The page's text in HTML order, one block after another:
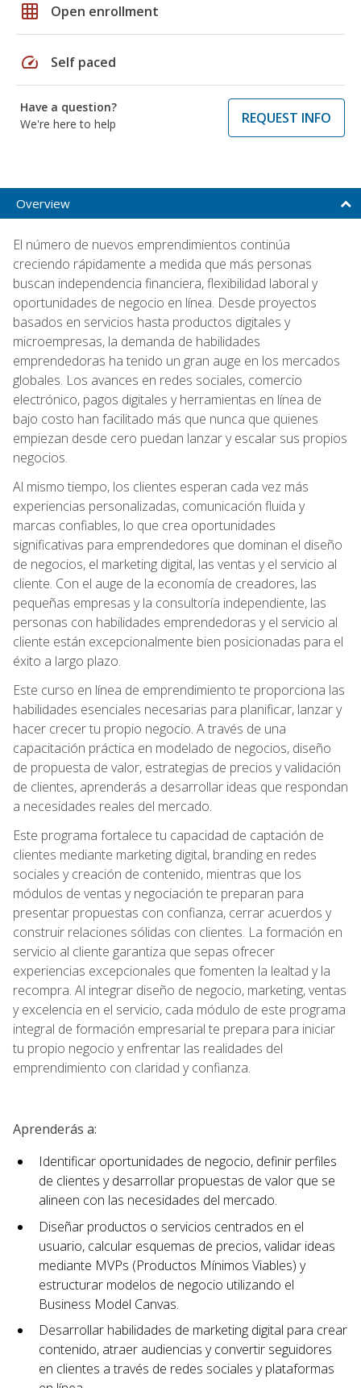
grid_on Open enrollment
speed Self paced
Have a question?
We're here to help
REQUEST INFO
Overview
El número de nuevos emprendimientos continúa
creciendo rápidamente a medida que más personas
buscan independencia financiera, flexibilidad laboral y
oportunidades de negocio en línea. Desde proyectos
basados en servicios hasta productos digitales y
microempresas, la demanda de habilidades
emprendedoras ha tenido un gran auge en los mercados
globales. Los avances en redes sociales, comercio
electrónico, pagos digitales y herramientas en línea de
bajo costo han facilitado más que nunca que quienes
empiezan desde cero puedan lanzar y escalar sus propios
negocios.
Al mismo tiempo, los clientes esperan cada vez más
experiencias personalizadas, comunicación fluida y
marcas confiables, lo que crea oportunidades
significativas para emprendedores que dominan el diseño
de negocios, el marketing digital, las ventas y el servicio al
cliente. Con el auge de la economía de creadores, las
pequeñas empresas y la consultoría independiente, las
personas con habilidades emprendedoras y el servicio al
cliente están excepcionalmente bien posicionadas para el
éxito a largo plazo.
Este curso en línea de emprendimiento te proporciona las
habilidades esenciales necesarias para planificar, lanzar y
hacer crecer tu propio negocio. A través de una
capacitación práctica en modelado de negocios, diseño
de propuesta de valor, estrategias de precios y validación
de clientes, aprenderás a desarrollar ideas que respondan
a necesidades reales del mercado.
Este programa fortalece tu capacidad de captación de
clientes mediante marketing digital, branding en redes
sociales y creación de contenido, mientras que los
módulos de ventas y negociación te preparan para
presentar propuestas con confianza, cerrar acuerdos y
construir relaciones sólidas con clientes. La formación en
servicio al cliente garantiza que sepas ofrecer
experiencias excepcionales que fomenten la lealtad y la
recompra. Al integrar diseño de negocio, marketing, ventas
y excelencia en el servicio, cada módulo de este programa
integral de formación empresarial te prepara para iniciar
tu propio negocio y enfrentar las realidades del
emprendimiento con claridad y confianza.
Aprenderás a:
Identificar oportunidades de negocio, definir perfiles
de clientes y desarrollar propuestas de valor que se
alineen con las necesidades del mercado.
Diseñar productos o servicios centrados en el
usuario, calcular esquemas de precios, validar ideas
mediante MVPs (Productos Mínimos Viables) y
estructurar modelos de negocio utilizando el
Business Model Canvas.
Desarrollar habilidades de marketing digital para crear
contenido, atraer audiencias y convertir seguidores
en clientes a través de redes sociales y plataformas